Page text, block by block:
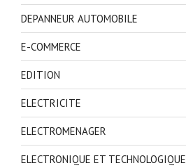
DEPANNEUR AUTOMOBILE
E-COMMERCE
EDITION
ELECTRICITE
ELECTROMENAGER
ELECTRONIQUE ET TECHNOLOGIQUE